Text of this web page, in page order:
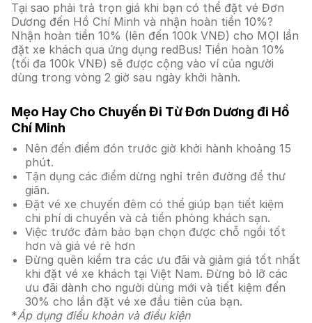
Tại sao phải trả trọn giá khi bạn có thể đặt vé Đơn
Dương đến Hồ Chí Minh và nhận hoàn tiền 10%?
Nhận hoàn tiền 10% (lên đến 100k VNĐ) cho MỌI lần
đặt xe khách qua ứng dụng redBus! Tiền hoàn 10%
(tối đa 100k VNĐ) sẽ được cộng vào ví của người
dùng trong vòng 2 giờ sau ngày khởi hành.
Mẹo Hay Cho Chuyến Đi Từ Đơn Dương đi Hồ
Chí Minh
Nên đến điểm đón trước giờ khởi hành khoảng 15
phút.
Tận dụng các điểm dừng nghỉ trên đường để thư
giãn.
Đặt vé xe chuyến đêm có thể giúp bạn tiết kiệm
chi phí di chuyển và cả tiền phòng khách sạn.
Việc trước đảm bảo bạn chọn được chỗ ngồi tốt
hơn và giá vé rẻ hơn
Đừng quên kiểm tra các ưu đãi và giảm giá tốt nhất
khi đặt vé xe khách tại Việt Nam. Đừng bỏ lỡ các
ưu đãi dành cho người dùng mới và tiết kiệm đến
30% cho lần đặt vé xe đầu tiên của bạn.
*Áp dụng điều khoản và điều kiện